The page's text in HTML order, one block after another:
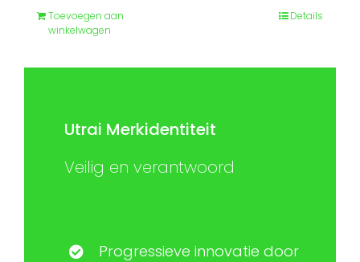
Toevoegen aan
winkelwagen
Details
Utrai Merkidentiteit
Veilig en verantwoord
Progressieve innovatie door